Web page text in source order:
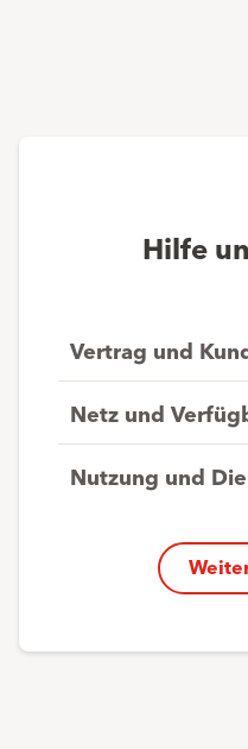
Hilfe
Vertrag und
Netz und
Nutzung und